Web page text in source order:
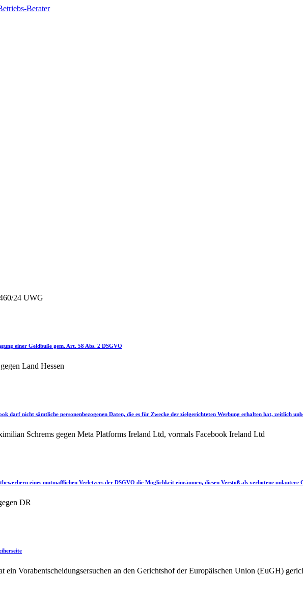
Berater
24 UWG
einer Geldbuße gem. Art. 58 Abs. 2 DSGVO
Land Hessen
darf nicht sämtliche personenbezogenen Daten, die es für Zwecke der zielgerichteten Werbung erhalten hat, zeitlich
Schrems gegen Meta Platforms Ireland Ltd, vormals Facebook Ireland Ltd
eines mutmaßlichen Verletzers der DSGVO die Möglichkeit einräumen, diesen Verstoß als verbotene unlautere
DR
ein Vorabentscheidungsersuchen an den Gerichtshof der Europäischen Union (EuGH)